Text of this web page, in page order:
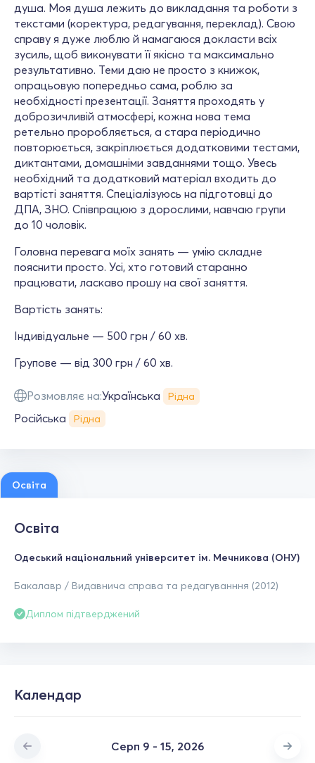
душа. Моя душа лежить до викладання та роботи з
текстами (коректура, редагування, переклад). Свою
справу я дуже люблю й намагаюся докласти всіх
зусиль, щоб виконувати її якісно та максимально
результативно. Теми даю не просто з книжок,
опрацьовую попередньо сама, роблю за
необхідності презентації. Заняття проходять у
доброзичливій атмосфері, кожна нова тема
ретельно проробляється, а стара періодично
повторюється, закріплюється додатковими тестами,
диктантами, домашніми завданнями тощо. Увесь
необхідний та додатковий матеріал входить до
вартісті заняття. Спеціалізуюсь на підготовці до
ДПА, ЗНО. Співпрацюю з дорослими, навчаю групи
до 10 чоловік.
Головна перевага моїх занять — умію складне
пояснити просто. Усі, хто готовий старанно
працювати, ласкаво прошу на свої заняття.
Вартість занять:
Індивідуальне — 500 грн / 60 хв.
Групове — від 300 грн / 60 хв.
Розмовляє на:Українська Рідна
Російська Рідна
Освіта
Освіта
Одеський національний університет ім. Мечникова (ОНУ)
Бакалавр / Видавнича справа та редагуванння (2012)
Диплом підтверджений
Календар
Серп 9 - 15, 2026